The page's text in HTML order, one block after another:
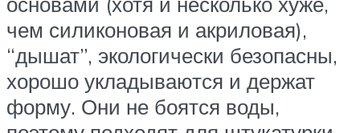
чем силиконовая и акриловая),
“дышат”, экологически безопасны,
хорошо укладываются и держат
форму. Они не боятся воды,